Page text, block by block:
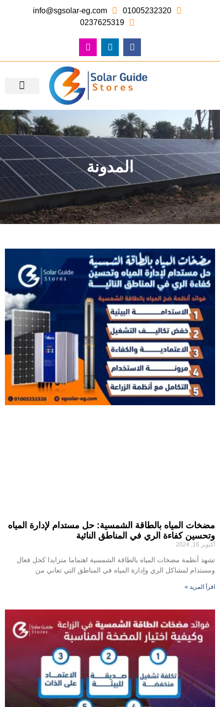
01005232320
info@sgsolar-eg.com
0237625319
المدونة
مضخات المياه بالطاقة الشمسية: حل مستدام لإدارة المياه
وتحسين كفاءة الري في المناطق النائية
أكتوبر 16, 2024
تشهد أنظمة مضخات المياه بالطاقة الشمسية اهتماما متزايدا كحل فعال
ومستدام لمشاكل الري وإدارة المياه في المناطق التي تعاني من
اقرأ المزيد »